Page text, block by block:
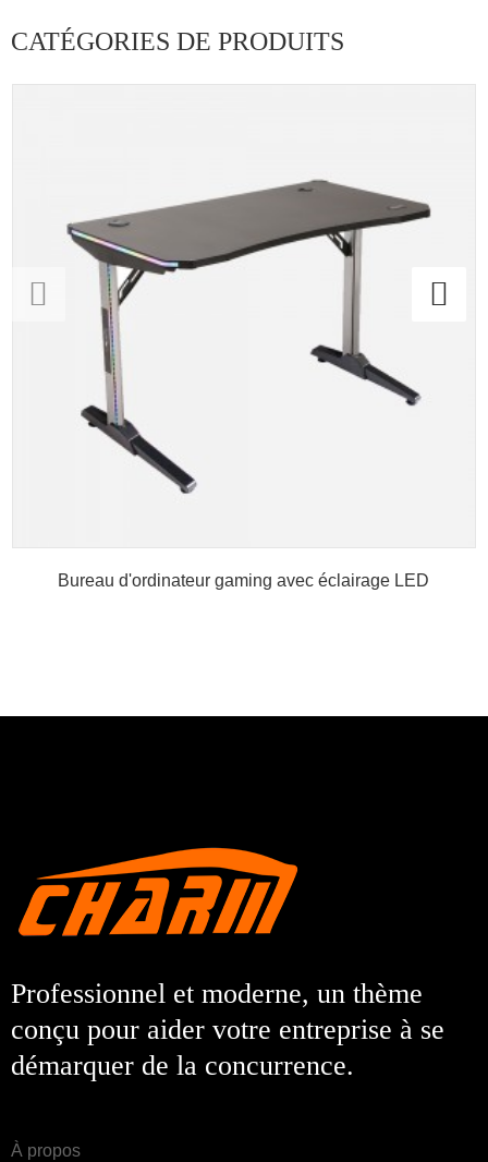
CATÉGORIES DE PRODUITS
Bureau d'ordinateur gaming avec éclairage LED
Professionnel et moderne, un thème
conçu pour aider votre entreprise à se
démarquer de la concurrence.
À propos